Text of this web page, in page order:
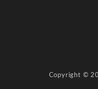
Copyright ©